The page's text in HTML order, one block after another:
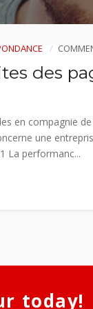
des
en compagnie
une
La performanc...
today!